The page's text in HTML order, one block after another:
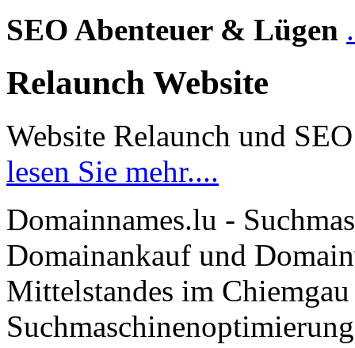
SEO Abenteuer & Lügen
Relaunch Website
Website Relaunch und SEO
lesen Sie mehr....
Domainnames.lu -
Domainankauf und
Mittelstandes im
Suchmaschinenoptimierung